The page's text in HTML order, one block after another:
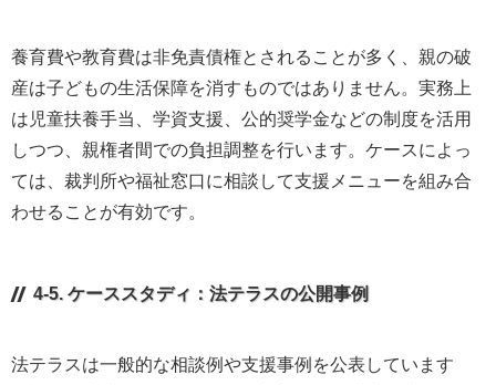
養育費や教育費は非免責債権とされることが多く、親の破
産は子どもの生活保障を消すものではありません。実務上
は児童扶養手当、学資支援、公的奨学金などの制度を活用
しつつ、親権者間での負担調整を行います。ケースによっ
ては、裁判所や福祉窓口に相談して支援メニューを組み合
わせることが有効です。
4-5. ケーススタディ：法テラスの公開事例
法テラスは一般的な相談例や支援事例を公表しています